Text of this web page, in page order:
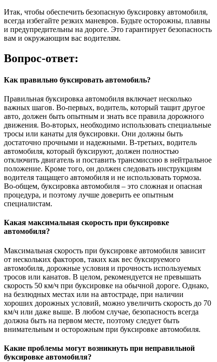
Итак, чтобы обеспечить безопасную буксировку автомобиля,
всегда избегайте резких маневров. Будьте осторожны, плавны
и предупредительны на дороге. Это гарантирует безопасность
вам и окружающим вас водителям.
Вопрос-ответ:
Как правильно буксировать автомобиль?
Правильная буксировка автомобиля включает несколько
важных шагов. Во-первых, водитель, который тащит другое
авто, должен быть опытным и знать все правила дорожного
движения. Во-вторых, необходимо использовать специальные
тросы или канаты для буксировки. Они должны быть
достаточно прочными и надежными. В-третьих, водитель
автомобиля, который буксируют, должен полностью
отключить двигатель и поставить трансмиссию в нейтральное
положение. Кроме того, он должен следовать инструкциям
водителя тащащего автомобиля и не использовать тормоза.
Во-общем, буксировка автомобиля – это сложная и опасная
процедура, и поэтому лучше доверить ее опытным
специалистам.
Какая максимальная скорость при буксировке
автомобиля?
Максимальная скорость при буксировке автомобиля зависит
от нескольких факторов, таких как вес буксируемого
автомобиля, дорожные условия и прочность используемых
тросов или канатов. В целом, рекомендуется не превышать
скорость 50 км/ч при буксировке на обычной дороге. Однако,
на безлюдных местах или на автостраде, при наличии
хороших дорожных условий, можно увеличить скорость до 70
км/ч или даже выше. В любом случае, безопасность всегда
должна быть на первом месте, поэтому следует быть
внимательным и осторожным при буксировке автомобиля.
Какие проблемы могут возникнуть при неправильной
буксировке автомобиля?